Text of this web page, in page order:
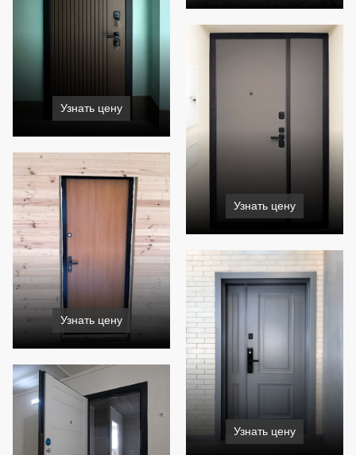
Узнать цену
Узнать цену
Узнать цену
Узнать цену